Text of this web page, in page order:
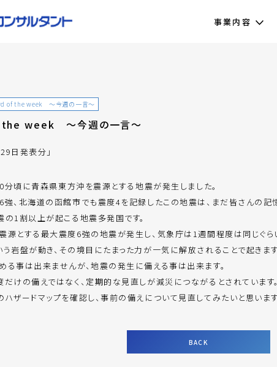
事業内容
of the week ～今週の一言～
week ～今週の一言～
日発表分」
頃に青森県東方沖を震源とする地震が発生しました。
、北海道の函館市でも震度4を記録したこの地震は、まだ皆さんの記
の1割以上が起こる地震多発国です。
源とする最大震度6強の地震が発生し、気象庁は1週間程度は同じぐら
岩盤が動き、その境目にたまった力が一気に解放されることで起きます
る事は出来ませんが、地震の発生に備える事は出来ます。
だけの備えではなく、定期的な見直しが減災につながるとされています。
ザードマップを確認し、事前の備えについて見直してみたいと思います
BACK